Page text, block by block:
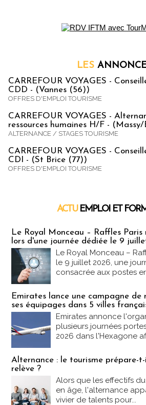
LES
CARREFOUR VOYAGES -
CDD - (Vannes (56))
OFFRES D'EMPLOI TOURISME
CARREFOUR VOYAGES -
ressources humaines H/F - (Massy/
ALTERNANCE / STAGES TOURISME
CARREFOUR VOYAGES -
CDI - (St Brice (77))
OFFRES D'EMPLOI TOURISME
ACTU EMPLOI ET
Le Royal Monceau – Raffles
lors d'une journée dédiée le 9
Le Royal Monceau –
le 9 juillet 2026, une
consacrée aux postes
Emirates lance une campagne de
ses équipages dans 5 villes
Emirates annonce
plusieurs journées
2026 dans l'Hexagone
Alternance : le tourisme prépare-
relève ?
Alors que les effectifs
en âge, l'alternance
vivier de talents pour...